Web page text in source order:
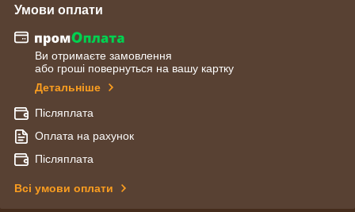
Умови оплати
Ви отримаєте замовлення
або гроші повернуться на вашу картку
Детальніше
Післяплата
Оплата на рахунок
Післяплата
Всі умови оплати